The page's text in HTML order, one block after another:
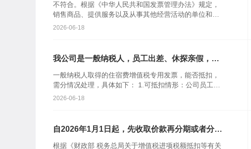
合规定的吗？
不符合。根据《中华人民共和国发票管理办法》规定，
销售商品、提供服务以及从事其他经营活动的单位和个
人，对外发生经营业务收取款项，收款方应当向付款方
2026-06-18
我公司是一般纳税人，员工出差、休探亲假，以
取得了增值税专用发票，请问这些专票能否抵扣
进项税额？
一般纳税人取得的住宿费增值税专用发票，能否抵扣，
需分情况处理，具体如下： 1.可抵扣情形：公司员工因
公务出差产生的住宿费，取得的增值税专用发票，其进
2026-06-18
自2026年1月1日起，先收取价款再分期或者分次
根据《财政部 税务总局关于增值税进项税额抵扣等有关